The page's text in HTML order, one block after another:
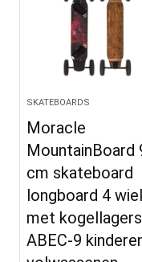
SKATEBOARDS
Moracle
MountainBoard
cm skateboard
longboard 4
met kogellagers
ABEC-9